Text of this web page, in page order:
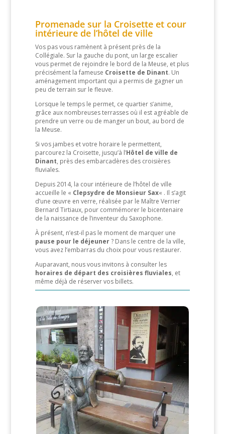
Promenade sur la Croisette et cour
intérieure de l’hôtel de ville
Vos pas vous ramènent à présent près de la
Collégiale. Sur la gauche du pont, un large escalier
vous permet de rejoindre le bord de la Meuse, et plus
précisément la fameuse Croisette de Dinant. Un
aménagement important qui a permis de gagner un
peu de terrain sur le fleuve.
Lorsque le temps le permet, ce quartier s’anime,
grâce aux nombreuses terrasses où il est agréable de
prendre un verre ou de manger un bout, au bord de
la Meuse.
Si vos jambes et votre horaire le permettent,
parcourez la Croisette, jusqu’à l’Hôtel de ville de
Dinant, près des embarcadères des croisières
fluviales.
Depuis 2014, la cour intérieure de l’hôtel de ville
accueille le « Clepsydre de Monsieur Sax« . Il s’agit
d’une œuvre en verre, réalisée par le Maître Verrier
Bernard Tirtiaux, pour commémorer le bicentenaire
de la naissance de l’inventeur du Saxophone.
À présent, n’est-il pas le moment de marquer une
pause pour le déjeuner? Dans le centre de la ville,
vous avez l’embarras du choix pour vous restaurer.
Auparavant, nous vous invitons à consulter les
horaires de départ des croisières fluviales, et
même déjà de réserver vos billets.